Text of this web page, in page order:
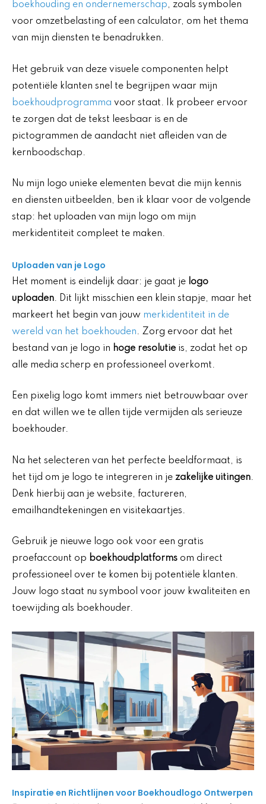
boekhouding en ondernemerschap, zoals symbolen
voor omzetbelasting of een calculator, om het thema
van mijn diensten te benadrukken.
Het gebruik van deze visuele componenten helpt
potentiële klanten snel te begrijpen waar mijn
boekhoudprogramma voor staat. Ik probeer ervoor
te zorgen dat de tekst leesbaar is en de
pictogrammen de aandacht niet afleiden van de
kernboodschap.
Nu mijn logo unieke elementen bevat die mijn kennis
en diensten uitbeelden, ben ik klaar voor de volgende
stap: het uploaden van mijn logo om mijn
merkidentiteit compleet te maken.
Uploaden van je Logo
Het moment is eindelijk daar: je gaat je logo
uploaden. Dit lijkt misschien een klein stapje, maar het
markeert het begin van jouw merkidentiteit in de
wereld van het boekhouden. Zorg ervoor dat het
bestand van je logo in hoge resolutie is, zodat het op
alle media scherp en professioneel overkomt.
Een pixelig logo komt immers niet betrouwbaar over
en dat willen we te allen tijde vermijden als serieuze
boekhouder.
Na het selecteren van het perfecte beeldformaat, is
het tijd om je logo te integreren in je zakelijke uitingen.
Denk hierbij aan je website, factureren,
emailhandtekeningen en visitekaartjes.
Gebruik je nieuwe logo ook voor een gratis
proefaccount op boekhoudplatforms om direct
professioneel over te komen bij potentiële klanten.
Jouw logo staat nu symbool voor jouw kwaliteiten en
toewijding als boekhouder.
Inspiratie en Richtlijnen voor Boekhoudlogo Ontwerpen